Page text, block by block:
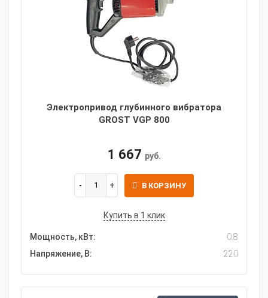
Электропривод глубинного вибратора
GROST VGP 800
1 667 руб.
В КОРЗИНУ
Купить в 1 клик
Мощность, кВт:
0.8
Напряжение, В:
220